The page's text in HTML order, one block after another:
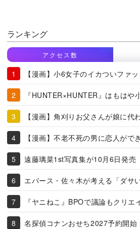
ランキング
アクセス数
【漫画】小6女子のイカついファ
『HUNTER×HUNTER』はもはや
【漫画】角刈りお父さんが娘に代
【漫画】不老不死の男に恋人がで
遠藤璃菜1st写真集が10月6日発売
エバース・佐々木が考える「ダサ
『ヤニねこ』BPOで議論もクリエ
名探偵コナンおせち2027予約開始